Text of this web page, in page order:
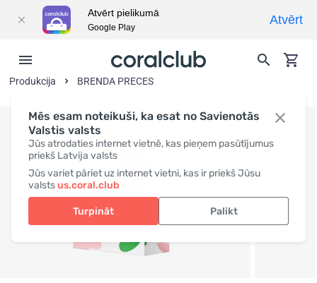
Mēs esam noteikuši, ka esat no Savienotās
Valstis valsts
Jūs atrodaties internet vietnē, kas pieņem pasūtījumus
priekš Latvija valsts
Jūs variet pāriet uz internet vietni, kas ir priekš Jūsu
valstsus.coral.club
Turpināt Palikt
Produkcija BRENDA PRECES
Atvērt pielikumā
Google Play
Atvērt